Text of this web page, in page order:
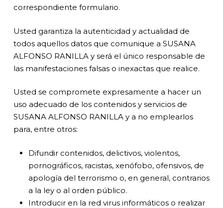
correspondiente formulario.
Usted garantiza la autenticidad y actualidad de
todos aquellos datos que comunique a SUSANA
ALFONSO RANILLA y será el único responsable de
las manifestaciones falsas o inexactas que realice.
Usted se compromete expresamente a hacer un
uso adecuado de los contenidos y servicios de
SUSANA ALFONSO RANILLA y a no emplearlos
para, entre otros:
Difundir contenidos, delictivos, violentos,
pornográficos, racistas, xenófobo, ofensivos, de
apología del terrorismo o, en general, contrarios
a la ley o al orden público.
Introducir en la red virus informáticos o realizar